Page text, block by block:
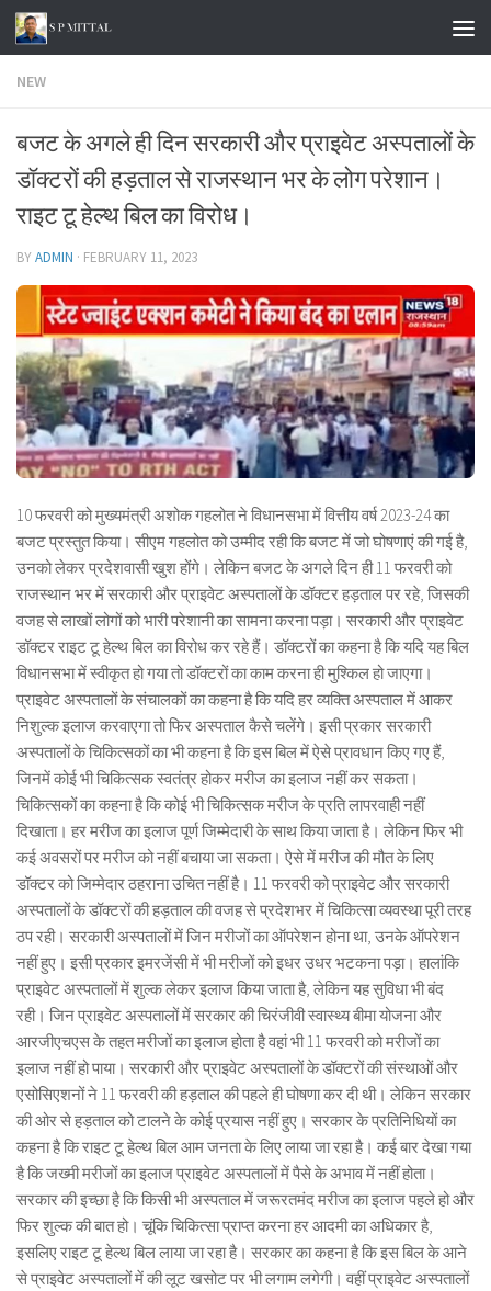
Skip to content
NEW
बजट के अगले ही दिन सरकारी और प्राइवेट अस्पतालों के
डॉक्टरों की हड़ताल से राजस्थान भर के लोग परेशान।
राइट टू हेल्थ बिल का विरोध।
BYADMIN · FEBRUARY 11, 2023
10 फरवरी को मुख्यमंत्री अशोक गहलोत ने विधानसभा में वित्तीय वर्ष 2023-24 का
बजट प्रस्तुत किया। सीएम गहलोत को उम्मीद रही कि बजट में जो घोषणाएं की गई है,
उनको लेकर प्रदेशवासी खुश होंगे। लेकिन बजट के अगले दिन ही 11 फरवरी को
राजस्थान भर में सरकारी और प्राइवेट अस्पतालों के डॉक्टर हड़ताल पर रहे, जिसकी
वजह से लाखों लोगों को भारी परेशानी का सामना करना पड़ा। सरकारी और प्राइवेट
डॉक्टर राइट टू हेल्थ बिल का विरोध कर रहे हैं। डॉक्टरों का कहना है कि यदि यह बिल
विधानसभा में स्वीकृत हो गया तो डॉक्टरों का काम करना ही मुश्किल हो जाएगा।
प्राइवेट अस्पतालों के संचालकों का कहना है कि यदि हर व्यक्ति अस्पताल में आकर
निशुल्क इलाज करवाएगा तो फिर अस्पताल कैसे चलेंगे। इसी प्रकार सरकारी
अस्पतालों के चिकित्सकों का भी कहना है कि इस बिल में ऐसे प्रावधान किए गए हैं,
जिनमें कोई भी चिकित्सक स्वतंत्र होकर मरीज का इलाज नहीं कर सकता।
चिकित्सकों का कहना है कि कोई भी चिकित्सक मरीज के प्रति लापरवाही नहीं
दिखाता। हर मरीज का इलाज पूर्ण जिम्मेदारी के साथ किया जाता है। लेकिन फिर भी
कई अवसरों पर मरीज को नहीं बचाया जा सकता। ऐसे में मरीज की मौत के लिए
डॉक्टर को जिम्मेदार ठहराना उचित नहीं है। 11 फरवरी को प्राइवेट और सरकारी
अस्पतालों के डॉक्टरों की हड़ताल की वजह से प्रदेशभर में चिकित्सा व्यवस्था पूरी तरह
ठप रही। सरकारी अस्पतालों में जिन मरीजों का ऑपरेशन होना था, उनके ऑपरेशन
नहीं हुए। इसी प्रकार इमरजेंसी में भी मरीजों को इधर उधर भटकना पड़ा। हालांकि
प्राइवेट अस्पतालों में शुल्क लेकर इलाज किया जाता है, लेकिन यह सुविधा भी बंद
रही। जिन प्राइवेट अस्पतालों में सरकार की चिरंजीवी स्वास्थ्य बीमा योजना और
आरजीएचएस के तहत मरीजों का इलाज होता है वहां भी 11 फरवरी को मरीजों का
इलाज नहीं हो पाया। सरकारी और प्राइवेट अस्पतालों के डॉक्टरों की संस्थाओं और
एसोसिएशनों ने 11 फरवरी की हड़ताल की पहले ही घोषणा कर दी थी। लेकिन सरकार
की ओर से हड़ताल को टालने के कोई प्रयास नहीं हुए। सरकार के प्रतिनिधियों का
कहना है कि राइट टू हेल्थ बिल आम जनता के लिए लाया जा रहा है। कई बार देखा गया
है कि जख्मी मरीजों का इलाज प्राइवेट अस्पतालों में पैसे के अभाव में नहीं होता।
सरकार की इच्छा है कि किसी भी अस्पताल में जरूरतमंद मरीज का इलाज पहले हो और
फिर शुल्क की बात हो। चूंकि चिकित्सा प्राप्त करना हर आदमी का अधिकार है,
इसलिए राइट टू हेल्थ बिल लाया जा रहा है। सरकार का कहना है कि इस बिल के आने
से प्राइवेट अस्पतालों में की लूट खसोट पर भी लगाम लगेगी। वहीं प्राइवेट अस्पतालों